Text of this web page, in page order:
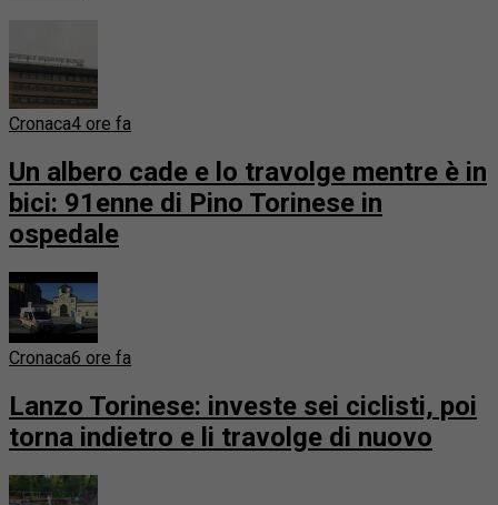
Cronaca4 ore fa
Un albero cade e lo travolge mentre è in
bici: 91enne di Pino Torinese in
ospedale
Cronaca6 ore fa
Lanzo Torinese: investe sei ciclisti, poi
torna indietro e li travolge di nuovo